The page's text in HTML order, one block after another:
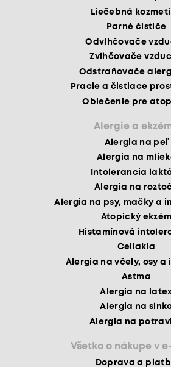
Liečebná
Parné čističe
Odvlhčovače
Zvlhčovače
Odstraňovače
Pracie a čistiace
Oblečenie pre
Alergie a
Alergia na peľ
Alergia na
Intolerancia
Alergia na
Alergia na psy, mačky a
Atopický ekzém
Histamínová
Celiakia
Alergia na včely, osy a
Astma
Alergia na
Alergia na
Alergia na
Všetko o nákupe v
Doprava a